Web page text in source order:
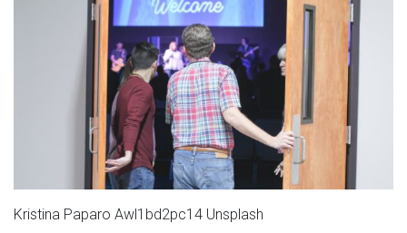
Kristina Paparo Awl1bd2pc14 Unsplash